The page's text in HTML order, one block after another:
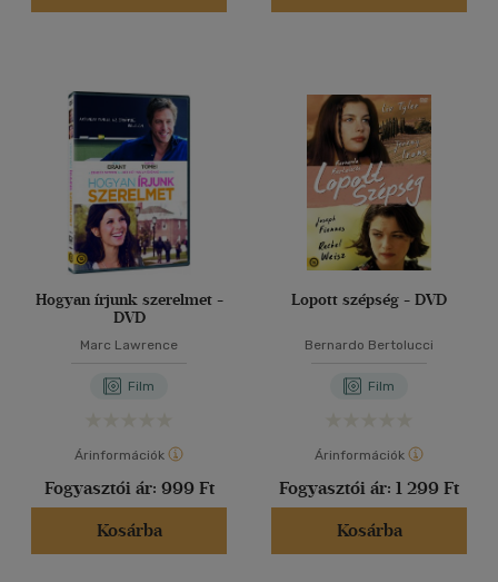
Hogyan írjunk szerelmet -
DVD
Marc Lawrence
Film
Árinformációk
Fogyasztói ár: 999 Ft
Kosárba
Lopott szépség - DVD
Bernardo Bertolucci
Film
Árinformációk
Fogyasztói ár: 1 299 Ft
Kosárba